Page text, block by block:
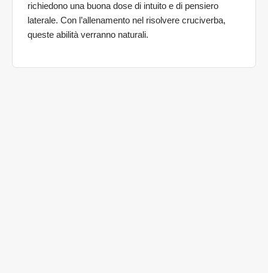
richiedono una buona dose di intuito e di pensiero
laterale. Con l’allenamento nel risolvere cruciverba,
queste abilità verranno naturali.